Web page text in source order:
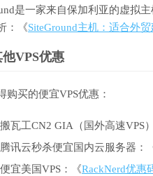
是一家来自保加利亚的虚拟
：《SiteGround主机：适合外
VPS优惠
购买的便宜VPS优惠：
搬瓦工CN2 GIA（国外高速VPS
腾讯云秒杀便宜国内云服务器：
便宜美国VPS：《RackNerd优惠